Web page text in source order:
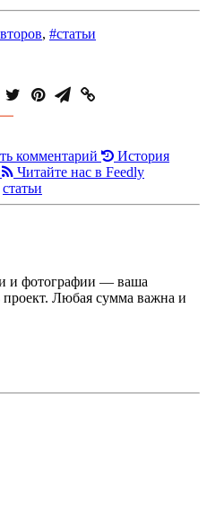
, #статьи
комментарий
История
Читайте нас в Feedly
статьи
и фотографии — ваша
Любая сумма важна и